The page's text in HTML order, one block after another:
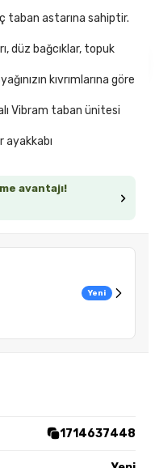
avantajı!
Yeni
1714637448
taban astarına sahiptir.
düz bağcıklar, topuk
kıvrımlarına göre
Vibram taban ünitesi
ayakkabı